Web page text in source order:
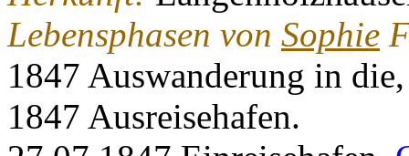
Lebensphasen von Sophie
1847 Auswanderung in
1847 Ausreisehafen.